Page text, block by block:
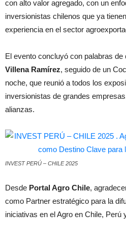
con alto valor agregado, con un
inversionistas chilenos que ya
experiencia en el sector
El evento concluyó con palabras de
Villena Ramírez, seguido de un
noche, que reunió a todos los
inversionistas de grandes
alianzas.
INVEST PERÚ – CHILE 2025
Desde Portal Agro Chile,
como Partner estratégico para la
iniciativas en el Agro en Chile, Perú